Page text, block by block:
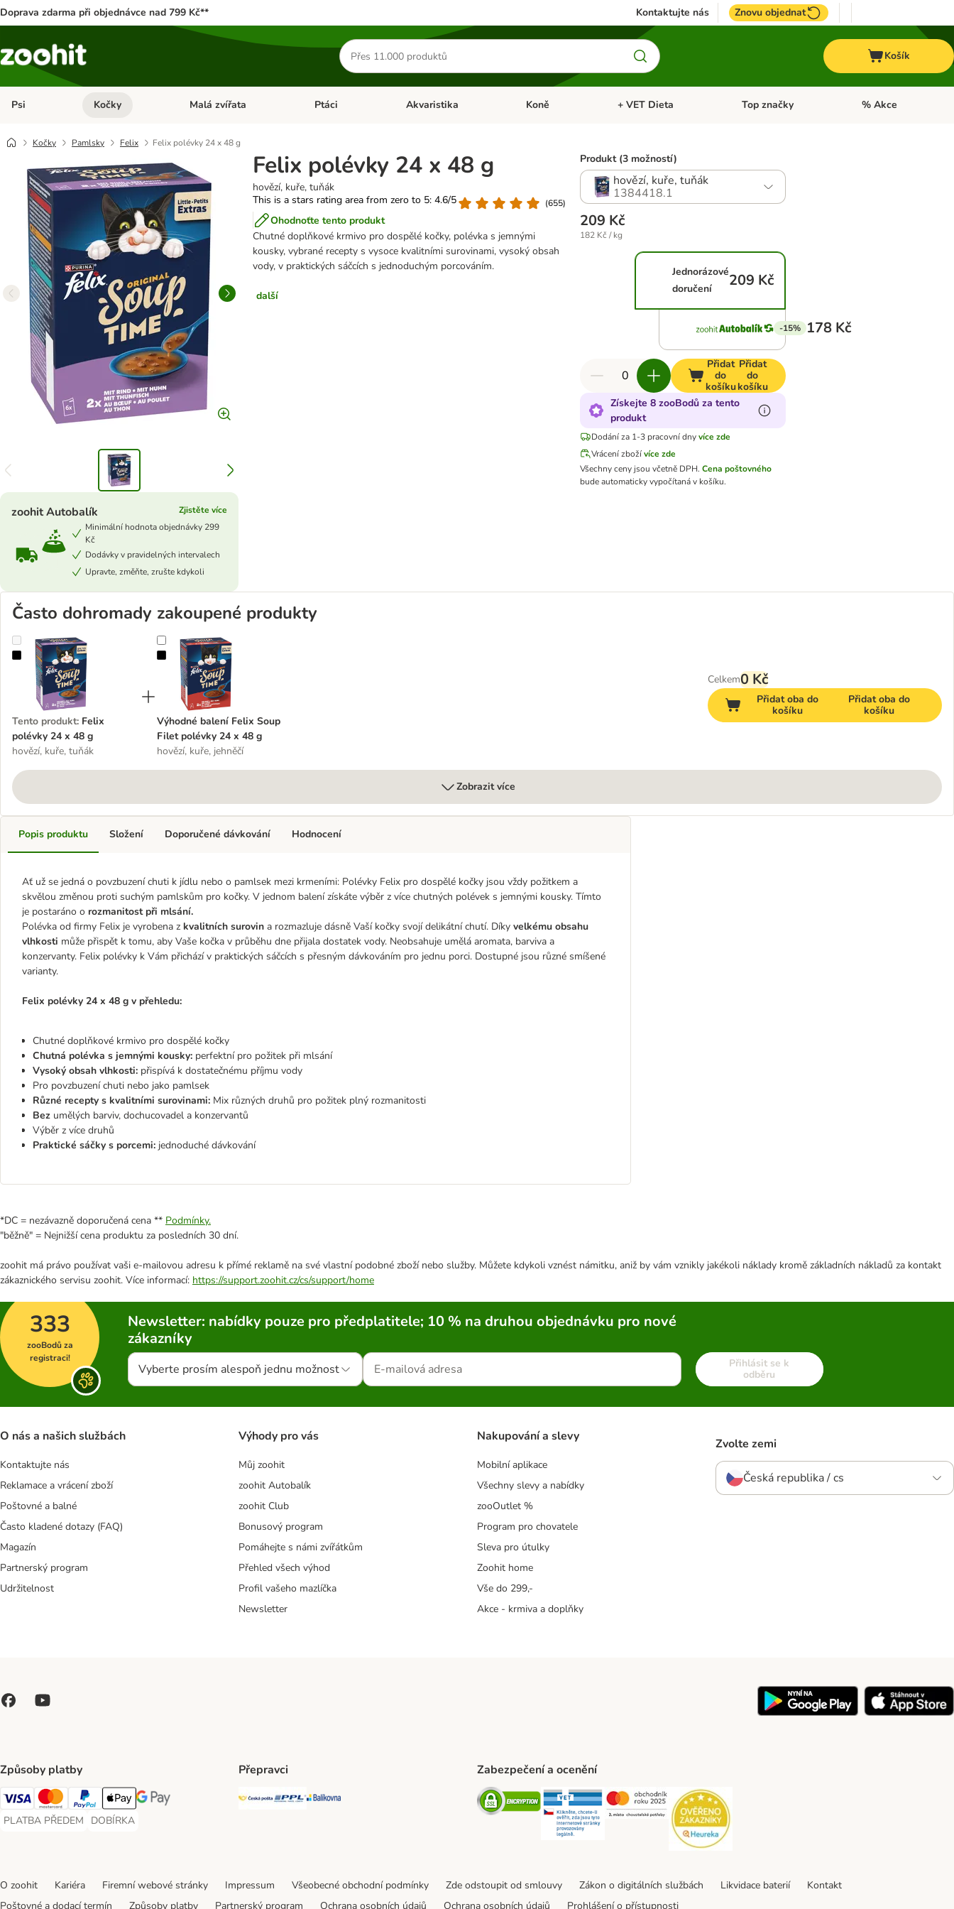
Doprava zdarma při objednávce nad 799 Kč** Kontaktujte nás Znovu objednat
Hledat
produkty
Košík
Psi Otevřít menu: Psi
Kočky Otevřít menu: Kočky
Malá zvířata Otevřít menu: Malá zvířata
Ptáci Otevřít menu: Ptáci
Akvaristika Otevřít menu: Akvaristika
Koně Otevřít menu: Koně
+ VET Dieta Otevřít menu: + VET Dieta
Top značky Otevřít menu: Top
% Akce
Kočky Pamlsky Felix Felix polévky 24 x 48 g
Felix polévky 24 x 48 g
hovězí, kuře, tuňák
This is a stars rating area from zero to 5: 4.6/5
(655)
Ohodnoťte tento produkt
Chutné doplňkové krmivo pro dospělé kočky, polévka s jemnými
kousky, vybrané recepty s vysoce kvalitními surovinami, vysoký obsah
vody, v praktických sáčcích s jednoduchým porcováním.
další
zoohit Autobalík
Zjistěte více
Minimální hodnota objednávky 299
Kč
Dodávky v pravidelných intervalech
Upravte, změňte, zrušte kdykoli
Produkt (3 možností)
hovězí, kuře, tuňák
1384418.1
209 Kč
182 Kč / kg
Jednorázové
doručení
209 Kč
-15% 178 Kč
Přidat
do
košíku
Přidat
do
košíku
Získejte 8 zooBodů za tento
produkt
Dodání za 1-3 pracovní dny více zde
Vrácení zbožívíce zde
Všechny ceny jsou včetně DPH. Cena poštovného
bude automaticky vypočítaná v košíku.
Často dohromady zakoupené produkty
Felix polévky 24 x 48 g
Tento produkt: Felix
polévky 24 x 48 g
hovězí, kuře, tuňák
Výhodné balení Felix Soup Filet polévky 24 x 48 g
Výhodné balení Felix Soup
Filet polévky 24 x 48 g
hovězí, kuře, jehněčí
Celkem0 Kč
Přidat oba do
košíku
Přidat oba do
košíku
Zobrazit více
Popis produktu
Ať už se jedná o povzbuzení chuti k jídlu nebo o pamlsek mezi krmeními: Polévky Felix pro dospělé kočky jsou vždy požitkem a
skvělou změnou proti suchým pamlskům pro kočky. V jednom balení získáte výběr z více chutných polévek s jemnými kousky. Tímto
je postaráno o rozmanitost při mlsání.
Polévka od firmy Felix je vyrobena z kvalitních surovin a rozmazluje dásně Vaší kočky svojí delikátní chutí. Díky velkému obsahu
vlhkosti může přispět k tomu, aby Vaše kočka v průběhu dne přijala dostatek vody. Neobsahuje umělá aromata, barviva a
konzervanty. Felix polévky k Vám přichází v praktických sáčcích s přesným dávkováním pro jednu porci. Dostupné jsou různé smíšené
varianty.
Felix polévky 24 x 48 g v přehledu:
Chutné doplňkové krmivo pro dospělé kočky
Chutná polévka s jemnými kousky: perfektní pro požitek při mlsání
Vysoký obsah vlhkosti: přispívá k dostatečnému příjmu vody
Pro povzbuzení chuti nebo jako pamlsek
Různé recepty s kvalitními surovinami: Mix různých druhů pro požitek plný rozmanitosti
Bez umělých barviv, dochucovadel a konzervantů
Výběr z více druhů
Praktické sáčky s porcemi: jednoduché dávkování
Složení Doporučené dávkování Hodnocení
*DC = nezávazně doporučená cena ** Podmínky.
"běžně" = Nejnižší cena produktu za posledních 30 dní.
zoohit má právo používat vaši e-mailovou adresu k přímé reklamě na své vlastní podobné zboží nebo služby. Můžete kdykoli vznést námitku, aniž by vám vznikly jakékoli náklady kromě základních nákladů za kontakt
zákaznického servisu zoohit. Více informací: https://support.zoohit.cz/cs/support/home
333
zooBodů za
registraci!
Newsletter: nabídky pouze pro předplatitele; 10 % na druhou objednávku pro nové
zákazníky
Vyberte prosím alespoň jednu možnost
Přihlásit se k
odběru
O nás a našich službách
Kontaktujte nás
Reklamace a vrácení zboží
Poštovné a balné
Často kladené dotazy (FAQ)
Magazín
Partnerský program
Udržitelnost
Výhody pro vás
Můj zoohit
zoohit Autobalík
zoohit Club
Bonusový program
Pomáhejte s námi zvířátkům
Přehled všech výhod
Profil vašeho mazlíčka
Newsletter
Nakupování a slevy
Mobilní aplikace
Všechny slevy a nabídky
zooOutlet %
Program pro chovatele
Sleva pro útulky
Zoohit home
Vše do 299,-
Akce - krmiva a doplňky
Zvolte zemi
Česká republika / cs
Způsoby platby
Visa Payment Method
Mastercard Payment Method
PayPal Payment Method
Apple pay Payment Method
GooglePay Payment Method
PLATBA PŘEDEM
PLATBA PŘEDEM Payment Method
DOBÍRKA
DOBÍRKA Payment Method
Přepravci
Česká pošta Shipping Method
PPL Shipping Method
Balíkovna Shipping Method
Zabezpečení a ocenění
Security Security Security
O zoohit Kariéra Firemní webové stránky Impressum Všeobecné obchodní podmínky Zde odstoupit od smlouvy Zákon o digitálních službách Likvidace baterií
Kontakt
Poštovné a dodací termín
Způsoby platby Partnerský program Ochrana osobních údajů Ochrana osobních údajů Prohlášení o přístupnosti